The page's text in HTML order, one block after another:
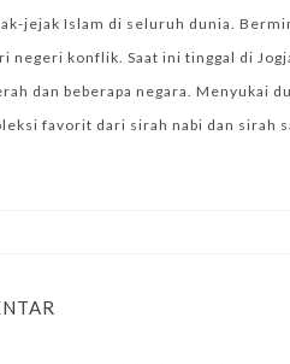
jejak Islam di seluruh dunia.
konflik. Saat ini tinggal di
dan beberapa negara. Menyukai
favorit dari sirah nabi dan sirah